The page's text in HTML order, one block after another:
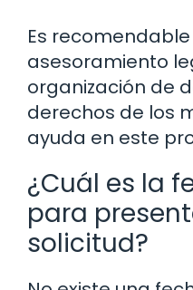
Es
asesoramiento
organización de
derechos de los
ayuda en este
¿Cuál es la
para
solicitud?